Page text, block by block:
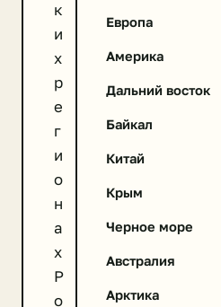
к
и
х
р
е
г
и
о
н
а
х
Р
о
Европа
Америка
Дальний восток
Байкал
Китай
Крым
Черное море
Австралия
Арктика